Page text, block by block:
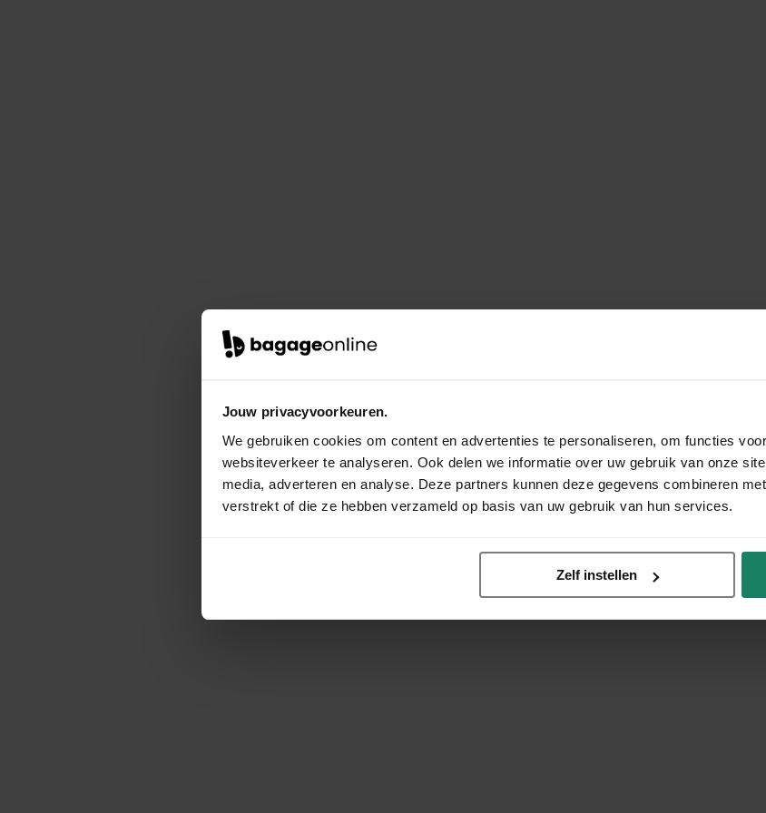
Jouw privacyvoorkeuren.
We gebruiken cookies om content en advertenties te personaliseren, om functies
websiteverkeer te analyseren. Ook delen we informatie over uw gebruik van onze
media, adverteren en analyse. Deze partners kunnen deze gegevens combineren
verstrekt of die ze hebben verzameld op basis van uw gebruik van hun services.
Zelf instellen